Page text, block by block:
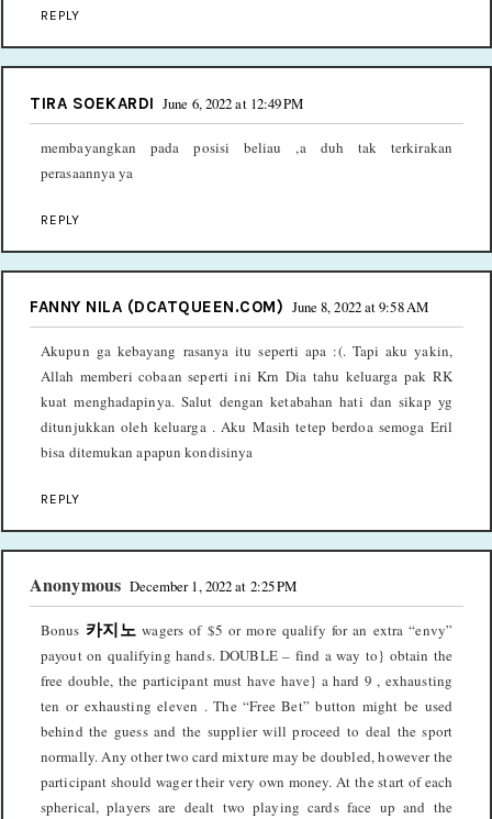
REPLY
TIRA SOEKARDI June 6, 2022 at 12:49 PM
membayangkan pada posisi beliau ,a duh tak terkirakan
perasaannya ya
REPLY
FANNY NILA (DCATQUEEN.COM) June 8, 2022 at 9:58 AM
Akupun ga kebayang rasanya itu seperti apa :(. Tapi aku yakin,
Allah memberi cobaan seperti ini Krn Dia tahu keluarga pak RK
kuat menghadapinya. Salut dengan ketabahan hati dan sikap yg
ditunjukkan oleh keluarga . Aku Masih tetep berdoa semoga Eril
bisa ditemukan apapun kondisinya
REPLY
Anonymous December 1, 2022 at 2:25 PM
Bonus 카지노 wagers of $5 or more qualify for an extra “envy”
payout on qualifying hands. DOUBLE – find a way to} obtain the
free double, the participant must have have} a hard 9 , exhausting
ten or exhausting eleven . The “Free Bet” button might be used
behind the guess and the supplier will proceed to deal the sport
normally. Any other two card mixture may be doubled, however the
participant should wager their very own money. At the start of each
spherical, players are dealt two playing cards face up and the